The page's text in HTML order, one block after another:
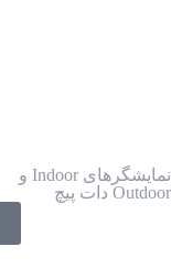
نمایشگرهای Indoor و
Outdoor دات پیچ